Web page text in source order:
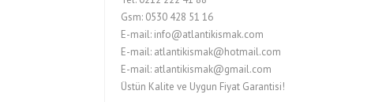
Gsm: 0530 428 51 16
E-mail: info@atlantikismak.com
E-mail: atlantikismak@hotmail.com
E-mail: atlantikismak@gmail.com
Üstün Kalite ve Uygun Fiyat Garantisi!